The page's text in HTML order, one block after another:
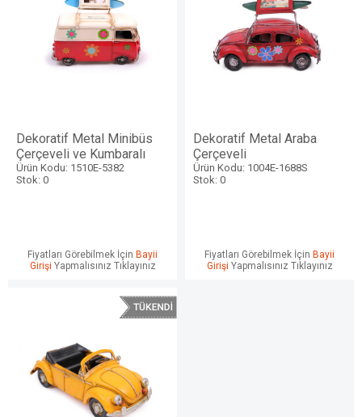
Dekoratif Metal Minibüs
Çerçeveli ve Kumbaralı
Ürün Kodu: 1510E-5382
Stok: 0
Fiyatları Görebilmek İçin Bayii
Girişi Yapmalısınız Tıklayınız
Dekoratif Metal Araba
Çerçeveli
Ürün Kodu: 1004E-1688S
Stok: 0
Fiyatları Görebilmek İçin Bayii
Girişi Yapmalısınız Tıklayınız